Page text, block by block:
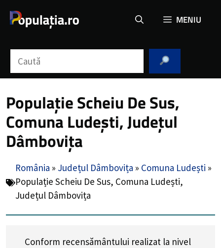
MENIU
Populație Scheiu De Sus,
Comuna Ludești, Județul
Dâmbovița
România » Județul Dâmbovița » Comuna Ludești »
Populație Scheiu De Sus, Comuna Ludești,
Județul Dâmbovița
Conform recensământului realizat la nivel